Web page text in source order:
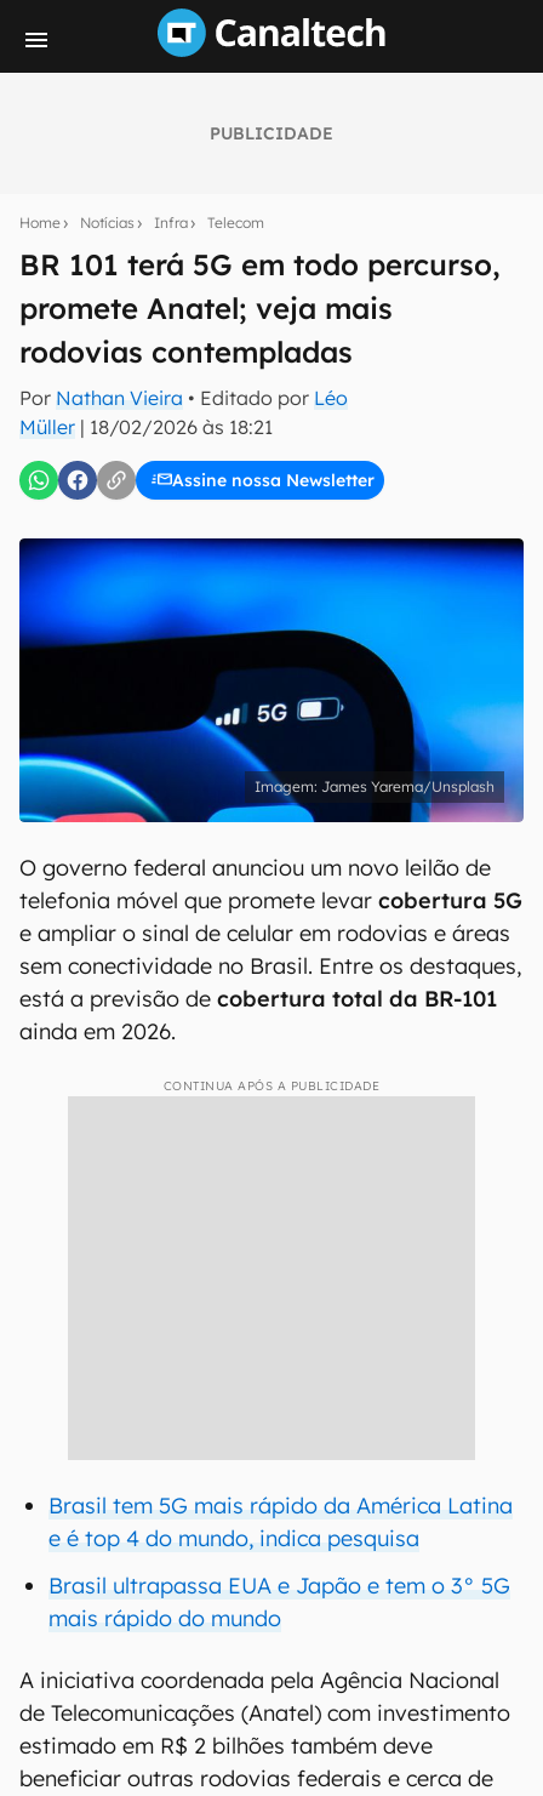
PUBLICIDADE
Home Notícias Infra Telecom
BR 101 terá 5G em todo percurso,
promete Anatel; veja mais
rodovias contempladas
Por Nathan Vieira • Editado por Léo
Müller | 18/02/2026 às 18:21
Assine nossa Newsletter
notícias e reviews sobre tecnologia em primeira
mão.
E-mail
inscreva-se
Confirmo que li, aceito e concordo com os Termos de
Uso e Política de Privacidade do Canaltech.
James Yarema/Unsplash
O governo federal anunciou um novo leilão de
telefonia móvel que promete levar cobertura 5G
e ampliar o sinal de celular em rodovias e áreas
sem conectividade no Brasil. Entre os destaques,
está a previsão de cobertura total da BR-101
ainda em 2026.
CONTINUA APÓS A PUBLICIDADE
Brasil tem 5G mais rápido da América Latina
e é top 4 do mundo, indica pesquisa
Brasil ultrapassa EUA e Japão e tem o 3° 5G
mais rápido do mundo
A iniciativa coordenada pela Agência Nacional
de Telecomunicações (Anatel) com investimento
estimado em R$ 2 bilhões também deve
beneficiar outras rodovias federais e cerca de